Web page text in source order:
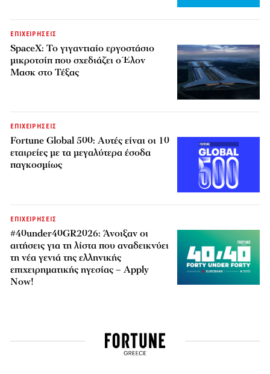
ΕΠΙΧΕΙΡΗΣΕΙΣ
SpaceX: Το γιγαντιαίο εργοστάσιο
μικροτσίπ που σχεδιάζει ο Έλον
Μασκ στο Τέξας
ΕΠΙΧΕΙΡΗΣΕΙΣ
Fortune Global 500: Αυτές είναι οι 10
εταιρείες με τα μεγαλύτερα έσοδα
παγκοσμίως
ΕΠΙΧΕΙΡΗΣΕΙΣ
#40under40GR2026: Άνοιξαν οι
αιτήσεις για τη λίστα που αναδεικνύει
τη νέα γενιά της ελληνικής
επιχειρηματικής ηγεσίας – Apply
Now!